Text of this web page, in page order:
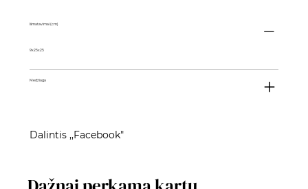
Išmatavimai (cm)
9x25x25
Medžiaga
Dalintis ,,Facebook"